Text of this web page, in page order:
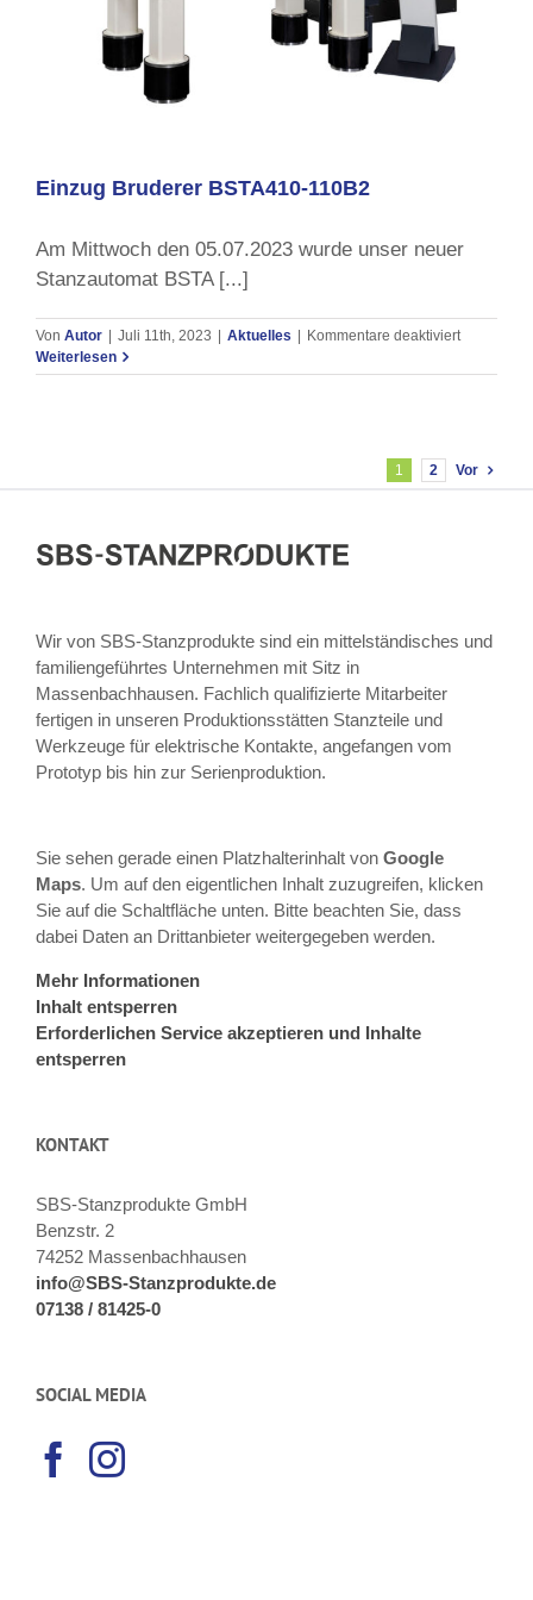
Einzug Bruderer BSTA410-110B2
Am Mittwoch den 05.07.2023 wurde unser neuer
Stanzautomat BSTA [...]
Von Autor Juli 11th, 2023 Aktuelles Kommentare deaktiviertfür
Bruderer
Weiterlesen
1 2 Vor
Wir von SBS-Stanzprodukte sind ein mittelständisches und
familiengeführtes Unternehmen mit Sitz in
Massenbachhausen. Fachlich qualifizierte Mitarbeiter
fertigen in unseren Produktionsstätten Stanzteile und
Werkzeuge für elektrische Kontakte, angefangen vom
Prototyp bis hin zur Serienproduktion.
Sie sehen gerade einen Platzhalterinhalt von Google
Maps. Um auf den eigentlichen Inhalt zuzugreifen, klicken
Sie auf die Schaltfläche unten. Bitte beachten Sie, dass
dabei Daten an Drittanbieter weitergegeben werden.
Mehr Informationen
Inhalt entsperren
Erforderlichen Service akzeptieren und Inhalte
entsperren
KONTAKT
SBS-Stanzprodukte GmbH
Benzstr. 2
74252 Massenbachhausen
info@SBS-Stanzprodukte.de
07138 / 81425-0
SOCIAL MEDIA